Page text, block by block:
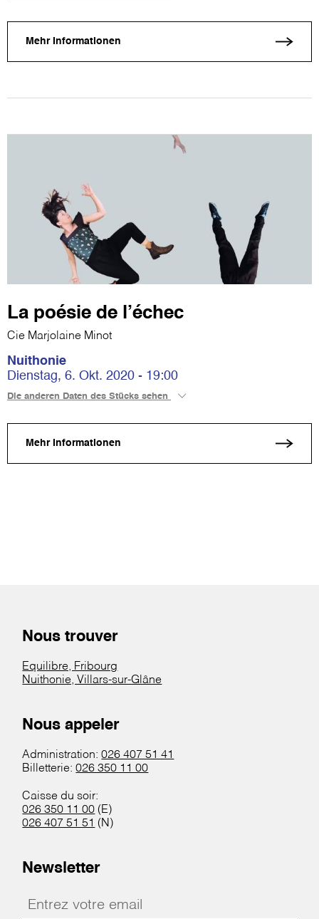
Mehr Informationen
La poésie de l’échec
Cie Marjolaine Minot
Nuithonie
Dienstag, 6. Okt. 2020 - 19:00
Die anderen Daten des Stücks sehen
Mehr Informationen
Nous trouver
Equilibre, Fribourg
Nuithonie, Villars-sur-Glâne
Nous appeler
Administration:026 407 51 41
Billetterie:026 350 11 00
Caisse du soir:
026 350 11 00 (E)
026 407 51 51 (N)
Newsletter